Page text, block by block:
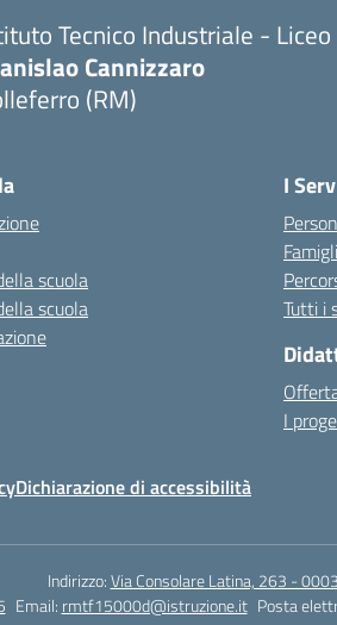
Tecnico Industriale -
Cannizzaro
(RM)
scuola
scuola
I
Tutti i
I
Dichiarazione di accessibilità
Indirizzo:Via Consolare Latina, 263 -
Email: rmtf15000d@istruzione.it Posta